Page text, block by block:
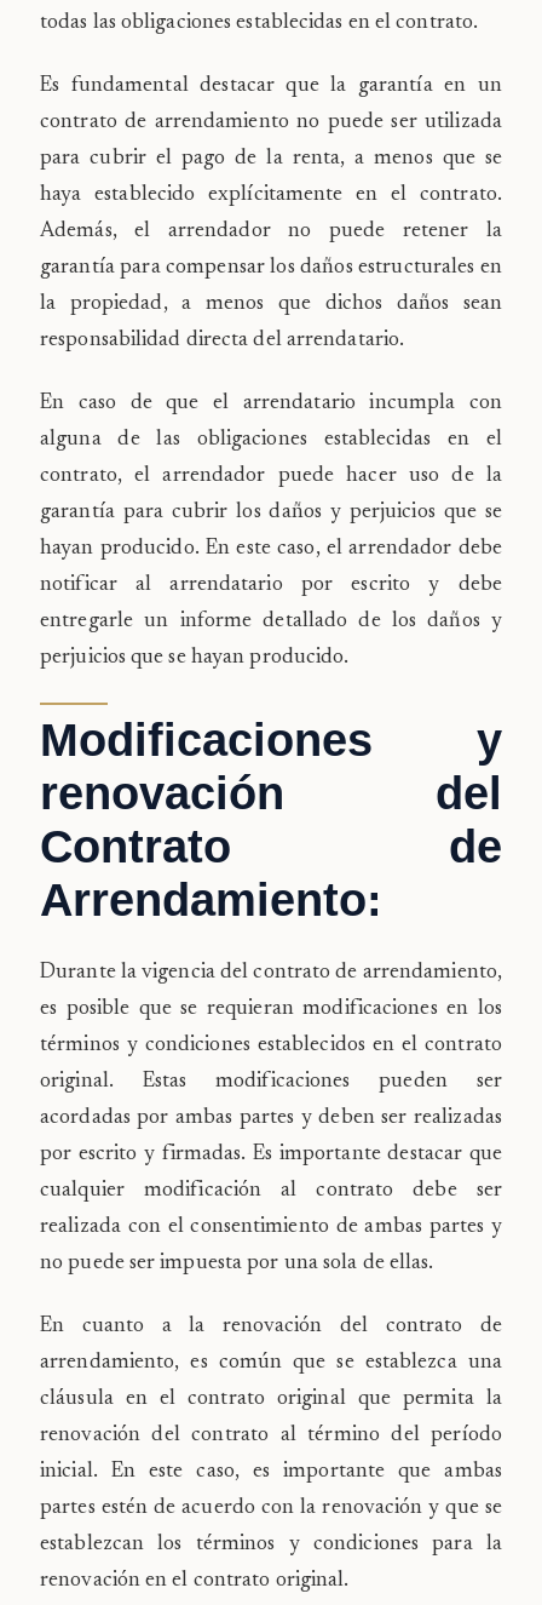
todas las obligaciones establecidas en el contrato.
Es fundamental destacar que la garantía en un
contrato de arrendamiento no puede ser utilizada
para cubrir el pago de la renta, a menos que se
haya establecido explícitamente en el contrato.
Además, el arrendador no puede retener la
garantía para compensar los daños estructurales en
la propiedad, a menos que dichos daños sean
responsabilidad directa del arrendatario.
En caso de que el arrendatario incumpla con
alguna de las obligaciones establecidas en el
contrato, el arrendador puede hacer uso de la
garantía para cubrir los daños y perjuicios que se
hayan producido. En este caso, el arrendador debe
notificar al arrendatario por escrito y debe
entregarle un informe detallado de los daños y
perjuicios que se hayan producido.
Modificaciones y
renovación del
Contrato de
Arrendamiento:
Durante la vigencia del contrato de arrendamiento,
es posible que se requieran modificaciones en los
términos y condiciones establecidos en el contrato
original. Estas modificaciones pueden ser
acordadas por ambas partes y deben ser realizadas
por escrito y firmadas. Es importante destacar que
cualquier modificación al contrato debe ser
realizada con el consentimiento de ambas partes y
no puede ser impuesta por una sola deellas.
En cuanto a la renovación del contrato de
arrendamiento, es común que se establezca una
cláusula en el contrato original que permita la
renovación del contrato al término del período
inicial. En este caso, es importante que ambas
partes estén de acuerdo con la renovación y que se
establezcan los términos y condiciones para la
renovación en el contrato original.